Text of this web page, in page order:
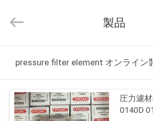
製
品
2019
Saar
Limited.
Rights
製品
pressure filter element オンライン
圧力濾
0140D